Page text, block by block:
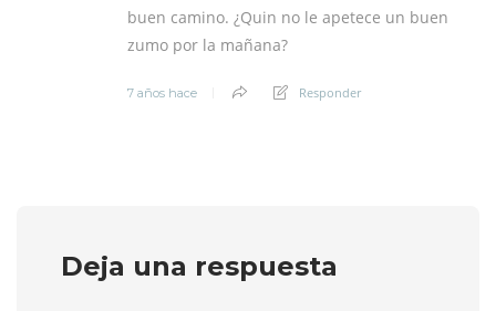
buen camino. ¿Quin no le apetece un buen
zumo por la mañana?
7 años hace Responder
Deja una respuesta